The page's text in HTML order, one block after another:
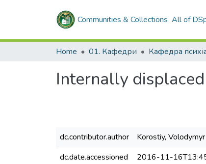
Communities & Collections All of
Home 01. Кафедри
Internally
dc.contributor.author
Korostiy, Volodymyr
dc.date.accessioned
2016-11-